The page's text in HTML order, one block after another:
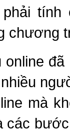
chương
online
mà
các